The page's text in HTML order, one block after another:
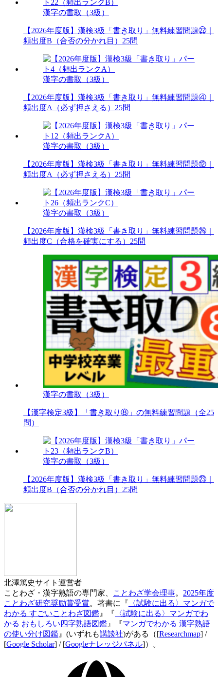
漢字の書取（3級）
【2026年度版】漢検3級「書き取り」無料練習問題㉒｜
頻出度B（合否の分かれ目）25問
漢字の書取（3級）
【2026年度版】漢検3級「書き取り」無料練習問題④｜
頻出度A（必ず押さえる）25問
漢字の書取（3級）
【2026年度版】漢検3級「書き取り」無料練習問題⑫｜
頻出度A（必ず押さえる）25問
漢字の書取（3級）
【2026年度版】漢検3級「書き取り」無料練習問題㉖｜
頻出度C（合格を確実にする）25問
漢字の書取（3級）
【漢字検定3級】「書き取り⑧」の無料練習問題（全25
問）
漢字の書取（3級）
【2026年度版】漢検3級「書き取り」無料練習問題㉓｜
頻出度B（合否の分かれ目）25問
北澤篤史サイト運営者
ことわざ・漢字熟語の専門家、
ことわざ学会理事。 2025年度
ことわざ研究奨励賞受賞。著書に『 〈試験に出る〉マンガで
わかる すごいことわざ図鑑 』『 〈試験に出る〉マンガでわ
かる おもしろい四字熟語図鑑 』『マンガでわかる 漢字熟語
の使い分け図鑑 』(いずれも講談社)がある（[Researchmap] /
[Google Scholar] / [Googleナレッジパネル]）。